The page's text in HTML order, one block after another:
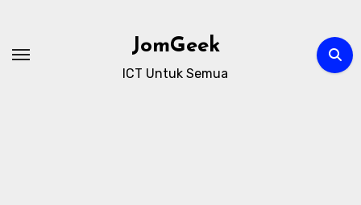
content
JomGeek
ICT Untuk Semua